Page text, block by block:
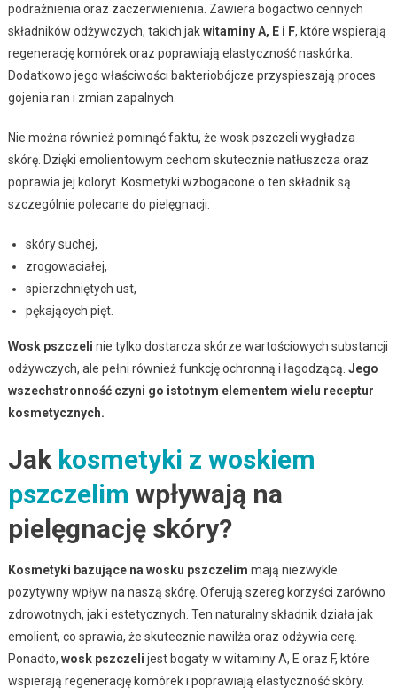
podrażnienia oraz zaczerwienienia. Zawiera bogactwo cennych
składników odżywczych, takich jakwitaminy A, E i F, które wspierają
regenerację komórek oraz poprawiają elastyczność naskórka.
Dodatkowo jego właściwości bakteriobójcze przyspieszają proces
gojenia ran i zmian zapalnych.
Nie można również pominąć faktu, że wosk pszczeli wygładza
skórę. Dzięki emolientowym cechom skutecznie natłuszcza oraz
poprawia jej koloryt. Kosmetyki wzbogacone o ten składnik są
szczególnie polecane do pielęgnacji:
skóry suchej,
zrogowaciałej,
spierzchniętych ust,
pękających pięt.
Wosk pszczeli nie tylko dostarcza skórze wartościowych substancji
odżywczych, ale pełni również funkcję ochronną i łagodzącą. Jego
wszechstronność czyni go istotnym elementem wielu receptur
kosmetycznych.
Jak kosmetyki z woskiem
pszczelim wpływają na
pielęgnację skóry?
Kosmetyki bazujące na wosku pszczelim mają niezwykle
pozytywny wpływ na naszą skórę. Oferują szereg korzyści zarówno
zdrowotnych, jak i estetycznych. Ten naturalny składnik działa jak
emolient, co sprawia, że skutecznie nawilża oraz odżywia cerę.
Ponadto, wosk pszczeli jest bogaty w witaminy A, E oraz F, które
wspierają regenerację komórek i poprawiają elastyczność skóry.